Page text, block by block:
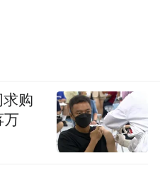
求购
万